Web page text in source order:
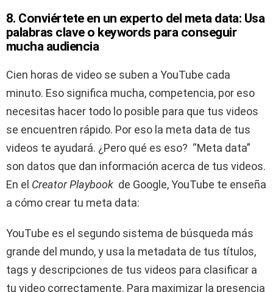
8. Conviértete en un experto del meta data: Usa
palabras clave o keywords para conseguir
mucha audiencia
Cien horas de video se suben a YouTube cada
minuto. Eso significa mucha, competencia, por eso
necesitas hacer todo lo posible para que tus videos
se encuentren rápido. Por eso la meta data de tus
videos te ayudará. ¿Pero qué es eso? “Meta data”
son datos que dan información acerca de tus videos.
En el Creator Playbook de Google, YouTube te enseña
a cómo crear tu meta data:
YouTube es el segundo sistema de búsqueda más
grande del mundo, y usa la metadata de tus títulos,
tags y descripciones de tus videos para clasificar a
tu video correctamente. Para maximizar la presencia